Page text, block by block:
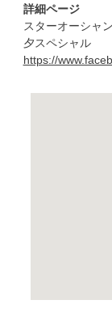
詳細ページ
スターオーシャ
夕スペシャル
https://